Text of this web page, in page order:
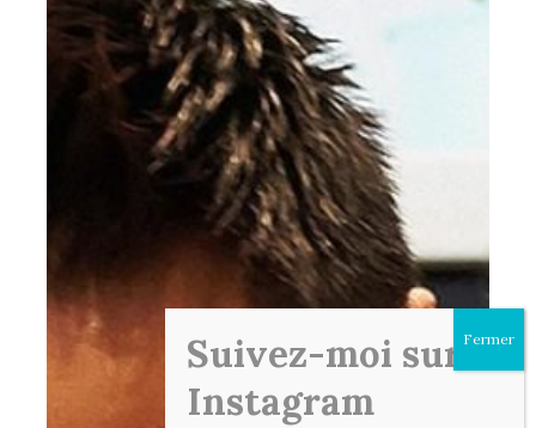
Suivez-moi sur
Instagram